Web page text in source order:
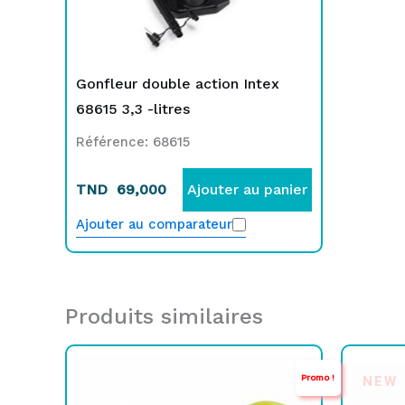
Gonfleur double action Intex
68615 3,3 -litres
Référence: 68615
TND 69,000 Ajouter au panier
Ajouter au comparateur
Produits similaires
Promo ! NEW